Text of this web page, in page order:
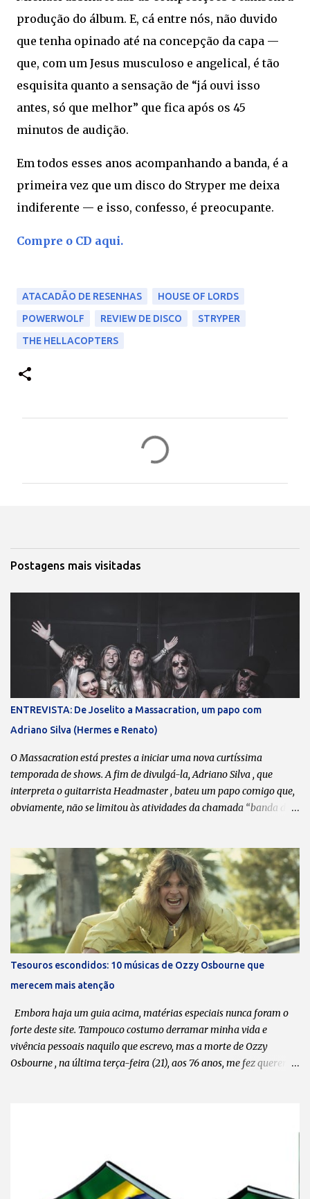
produção do álbum. E, cá entre nós, não duvido
que tenha opinado até na concepção da capa —
que, com um Jesus musculoso e angelical, é tão
esquisita quanto a sensação de “já ouvi isso
antes, só que melhor” que fica após os 45
minutos de audição.
Em todos esses anos acompanhando a banda, é a
primeira vez que um disco do Stryper me deixa
indiferente — e isso, confesso, é preocupante.
Compre o CD aqui.
ATACADÃO DE RESENHAS
HOUSE OF LORDS
POWERWOLF
REVIEW DE DISCO
STRYPER
THE HELLACOPTERS
i
Postagens mais visitadas
ENTREVISTA: De Joselito a Massacration, um papo com
Adriano Silva (Hermes e Renato)
O Massacration está prestes a iniciar uma nova curtíssima
temporada de shows. A fim de divulgá-la, Adriano Silva , que
interpreta o guitarrista Headmaster , bateu um papo comigo que,
obviamente, não se limitou às atividades da chamada “banda da
Massacration são as agendas de vocês. Sempre que coincide de
todos terem um “tempinho”, vocês se reúnem, lançam uma música
nova e/ou fazem uma série de shows. A última música data de
2020. Pode-se dizer que está ficando cada vez mais difícil encaixar
o Massacration nas agendas? Todos sabem que o Massacration é
um projeto em paralelo ao Hermes e Renato, que é o nosso foco
principal. Mas a gente está sempre desenvolvendo ideias, tentando
produzir músicas novas e videoclipes. O processo criativo do
Massacration passa muito pelo do Hermes e Renato. Apesar de ser
música, a gente trata como esquetes, mas realmente é um pouco
mais...
Tesouros escondidos: 10 músicas de Ozzy Osbourne que
merecem mais atenção
Embora haja um guia acima, matérias especiais nunca foram o
forte deste site. Tampouco costumo derramar minha vida e
vivência pessoais naquilo que escrevo, mas a morte de Ozzy
Osbourne , na última terça-feira (21), aos 76 anos, me fez querer
esta lista tem como critério, pura e simplesmente, o meu gosto
pessoal. Portanto, não faltou nenhuma, tá? Se discordar, faça a sua.
1. “ Hero ” do álbum “ No Rest for the Wicked ” (1988) Às favas